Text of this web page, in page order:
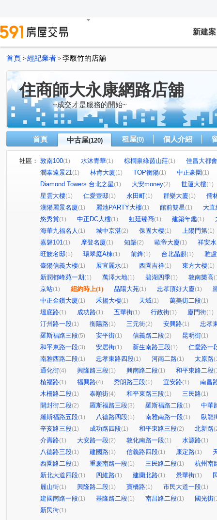
新建案
首頁 > 經紀業者 > 李馥竹的店舖
住商師大永康網路店舖
~成交才是服務的開始~
首頁 中古屋(120) 租屋(0) 個人介紹
社區： 敦南100(1) 水沐青華(1) 棕櫚泉綠茵山莊(1)
佳昌大都
潤泰遠景21(1) 林肯大廈(1) TOP衡陽(1) 中正豪園(1)
Diamond Towers 台北之星(1) 大安money(2) 世運大樓(1)
星雲大樓(1) 仁愛壹邸(1) 永田町(1) 群樂大廈(1)
儒
漢陽麗景名廈(1) 麗池PARTY大樓(1) 館前雙星(1)
大
悠秀賞(1) 中正DC大樓(1) 虹廷臻裔(1) 建築年鑑(1)
海華九福名人 (1) 城中京湛(2) 保固大樓(1) 上陽門第(1)
嘉磐101(1) 摩登名廈(1) 知築(2) 歐帝大廈(1)
祥安
旺族名邸(1) 環翠庭A棟(1) 前鋒(1) 台北晶麒(1)
雅
臺陽信義大樓(1) 展宜麗水(1) 西園吉祥(1) 東方大樓(1)
新潤都峰苑一期(1) 萬澤大地(1) 碧湖四季(1) 敦南樂高
京站(1) 紐約時上(1) 品陽大苑(1) 忠孝頂好大廈(1)
中正金鑽大廈(1) 禾揚大樓(1) 天域(1) 萬美街二段(1)
塭底路(1) 成功路(1) 五華街(1) 行政街(1) 廈門街(1)
汀州路一段(1) 衡陽路(1) 三元街(2) 安興路(1)
忠孝
羅斯福路三段(5) 安平街(1) 信義路二段(2) 昆明街(1)
和平東路一段(3) 安居街(1) 新生南路三段(1)
仁愛路一
南雅西路二段(1) 忠孝東路四段(1) 河南二路(1) 太原路
通化街(4) 興隆路三段(1) 興南路二段(1) 和平東路二段
植福路(1) 福興路(4) 秀朗路三段(1) 宜安路(1)
南昌
木柵路二段(1) 泰順街(4) 和平東路三段(1) 三民路(1)
開封街二段(2) 羅斯福路三段(3) 羅斯福路二段(1)
中華
羅斯福路五段(1) 八德路四段(1) 南雅南路一段(1)
臥龍
辛亥路三段(1) 成功路四段(1) 和平東路三段(2) 北新路
介壽路(1) 大安路一段(2) 敦化南路一段(1) 水源路(1)
八德路三段(1) 建國路(1) 信義路四段(1) 康定路(1)
西園路二段(1) 重慶南路一段(1) 三民路二段(1)
杭州南
新北大道四段(1) 四維路(1) 建蘭北路(1) 景華街(1)
麗山街(1) 興隆路二段(1) 寶橋路(1) 市民大道一段(1)
建國南路一段(1) 基隆路二段(1) 南昌路二段(1) 國光街
新民街(1)